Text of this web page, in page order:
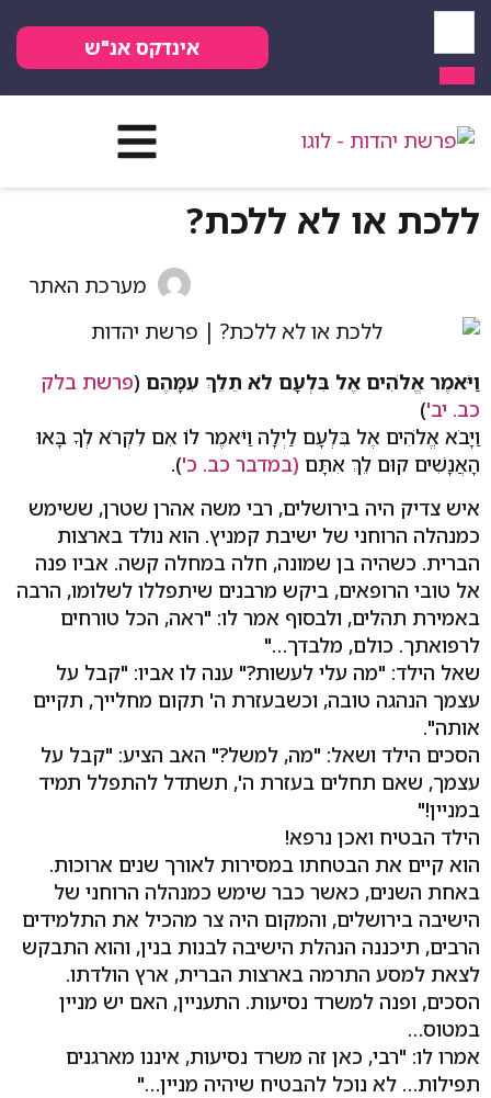
אינדקס אנ"ש
ללכת או לא ללכת?
מערכת האתר
וַיֹּאמֶר אֱלֹהִים אֶל בִּלְעָם לֹא תֵלֵךְ עִמָּהֶם (פרשת בלק
כב. יב')
וַיָּבֹא אֱלֹהִים אֶל בִּלְעָם לַיְלָה וַיֹּאמֶר לוֹ אִם לִקְרֹא לְךָ בָּאוּ
הָאֲנָשִׁים קוּם לֵךְ אִתָּם (במדבר כב. כ').
איש צדיק היה בירושלים, רבי משה אהרן שטרן, ששימש
כמנהלה הרוחני של ישיבת קמניץ. הוא נולד בארצות
הברית. כשהיה בן שמונה, חלה במחלה קשה. אביו פנה
אל טובי הרופאים, ביקש מרבנים שיתפללו לשלומו, הרבה
באמירת תהלים, ולבסוף אמר לו: "ראה, הכל טורחים
לרפואתך. כולם, מלבדך…"
שאל הילד: "מה עלי לעשות?" ענה לו אביו: "קבל על
עצמך הנהגה טובה, וכשבעזרת ה' תקום מחלייך, תקיים
אותה".
הסכים הילד ושאל: "מה, למשל?" האב הציע: "קבל על
עצמך, שאם תחלים בעזרת ה', תשתדל להתפלל תמיד
במניין!"
הילד הבטיח ואכן נרפא!
הוא קיים את הבטחתו במסירות לאורך שנים ארוכות.
באחת השנים, כאשר כבר שימש כמנהלה הרוחני של
הישיבה בירושלים, והמקום היה צר מהכיל את התלמידים
הרבים, תיכננה הנהלת הישיבה לבנות בנין, והוא התבקש
לצאת למסע התרמה בארצות הברית, ארץ הולדתו.
הסכים, ופנה למשרד נסיעות. התעניין, האם יש מניין
במטוס…
אמרו לו: "רבי, כאן זה משרד נסיעות, איננו מארגנים
תפילות… לא נוכל להבטיח שיהיה מניין…"